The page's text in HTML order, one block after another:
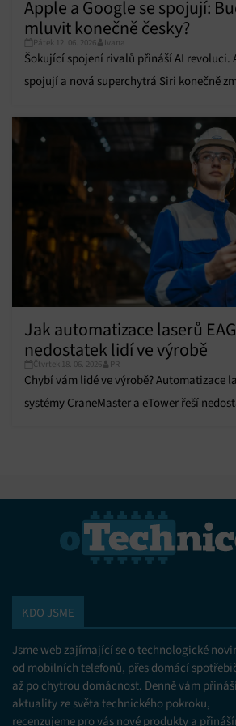
Přiřazování a kombinování údajů z jiných
údajů, Propojení různých zařízení,
zařízení na základě automaticky přenášených
informací.
Zajištění bezpečnosti, předcházení a
voleb ochrany osobních údajů.
Apple a Google se spojují:
mluvit konečně česky?
Pátek 12. 06. 2026 Ivana
Šokující spojení rivalů přináší AI revoluci.
spojují a nová superchytrá Siri konečně
Jak automatizace laserů
nedostatek lidí ve výrobě
Čtvrtek 18. 06. 2026 PR
Chybí vám lidé ve výrobě? Automatizace
systémy CraneMaster a eTower řeší
KDO JSME
Jsme web zajímající se o technologické
od mobilních telefonů, přes domácí
až po chytrou domácnost. Denně vám
aktuality ze světa technického pokroku,
recenzujeme pro vás nové produkty a